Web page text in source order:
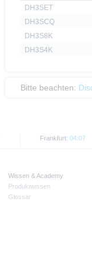
DH3SET
DH3SCQ
DH3S8K
DH3S4K
Bitte beachten:
Frankfurt: 04:07
Wissen & Academy
Produktwissen
Glossar